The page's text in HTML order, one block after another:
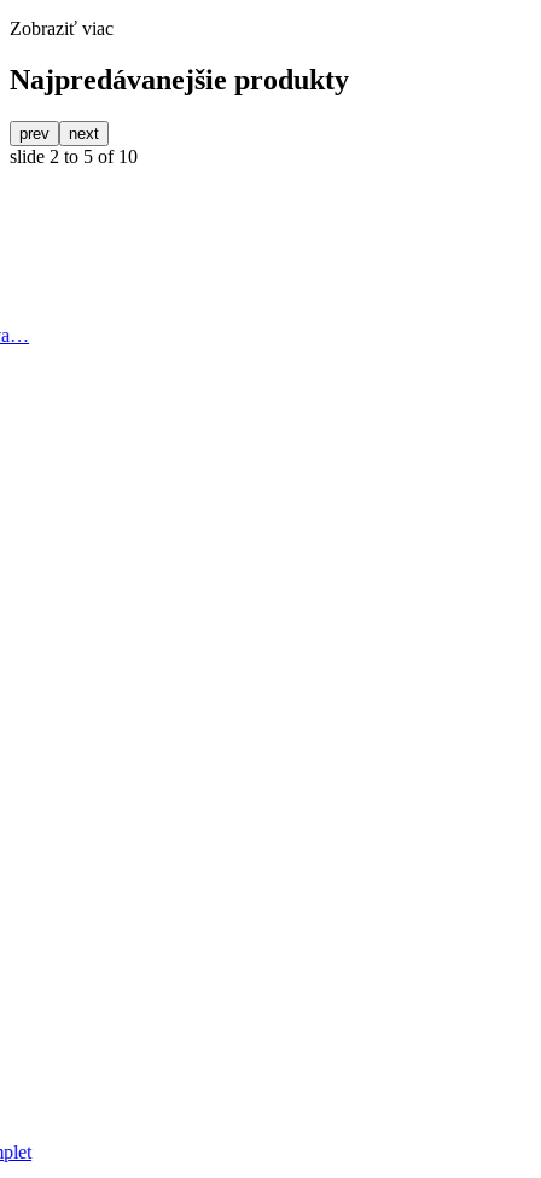
Zobraziť viac
Najpredávanejšie produkty
prev next
slide 2 to 5 of 10